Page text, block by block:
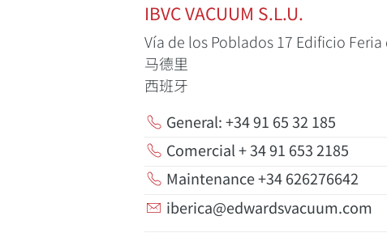
IBVC VACUUM S.L.U.
Vía de los Poblados 17 Edificio
马德里
西班牙
General: +34 91 65 32 185
Comercial + 34 91 653 2185
Maintenance +34 626276642
iberica@edwardsvacuum.com